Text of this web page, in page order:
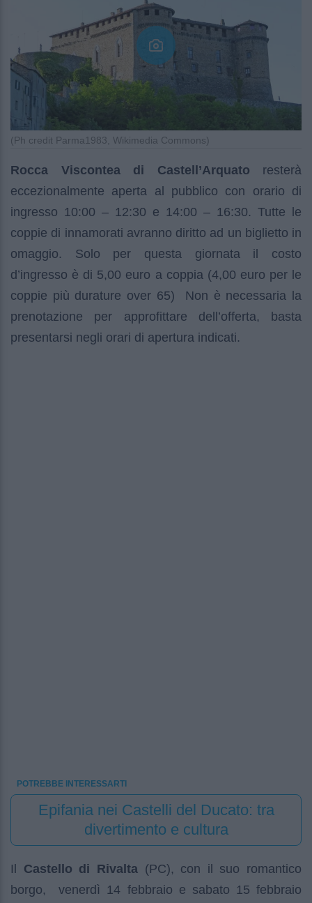
(Ph credit Parma1983, Wikimedia Commons)
Rocca Viscontea di Castell’Arquato resterà
eccezionalmente aperta al pubblico con orario di
ingresso 10:00 – 12:30 e 14:00 – 16:30. Tutte le
coppie di innamorati avranno diritto ad un biglietto in
omaggio. Solo per questa giornata il costo
d’ingresso è di 5,00 euro a coppia (4,00 euro per le
coppie più durature over 65) Non è necessaria la
prenotazione per approfittare dell’offerta, basta
presentarsi negli orari di apertura indicati.
POTREBBE INTERESSARTI
Epifania nei Castelli del Ducato: tra
divertimento e cultura
Il Castello di Rivalta(PC), con il suo romantico
borgo, venerdì 14 febbraio e sabato 15 febbraio